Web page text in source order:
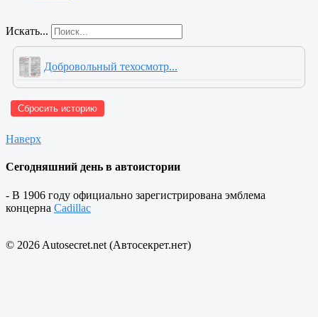
Искать...
Добровольный техосмотр...
Сбросить историю
Наверх
Сегодняшний день в автоистории
- В 1906 году официально зарегистрирована эмблема
концерна Cadillac
© 2026 Autosecret.net (Автосекрет.нет)